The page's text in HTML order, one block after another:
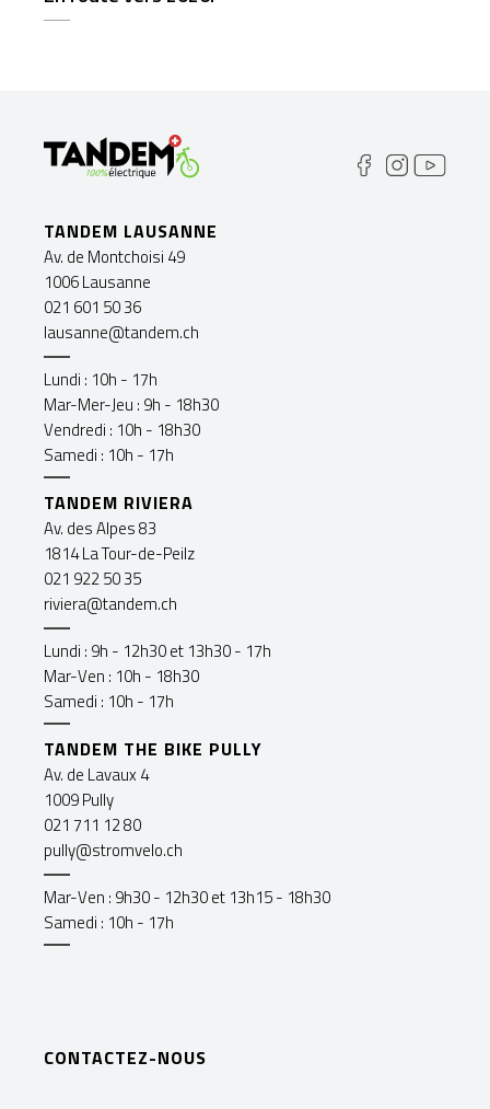
TANDEM LAUSANNE
Av. de Montchoisi 49
1006 Lausanne
021 601 50 36
lausanne@tandem.ch
Lundi : 10h - 17h
Mar-Mer-Jeu : 9h - 18h30
Vendredi : 10h - 18h30
Samedi : 10h - 17h
TANDEM RIVIERA
Av. des Alpes 83
1814 La Tour-de-Peilz
021 922 50 35
riviera@tandem.ch
Lundi : 9h - 12h30 et 13h30 - 17h
Mar-Ven : 10h - 18h30
Samedi : 10h - 17h
TANDEM THE BIKE PULLY
Av. de Lavaux 4
1009 Pully
021 711 12 80
pully@stromvelo.ch
Mar-Ven : 9h30 - 12h30 et 13h15 - 18h30
Samedi : 10h - 17h
CONTACTEZ-NOUS